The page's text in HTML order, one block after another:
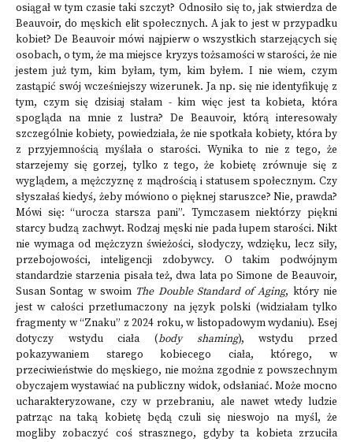
osiągał w tym czasie taki szczyt? Odnosiło się to, jak stwierdza de
Beauvoir, do męskich elit społecznych. A jak to jest w przypadku
kobiet? De Beauvoir mówi najpierw o wszystkich starzejących się
osobach, o tym, że ma miejsce kryzys tożsamości w starości, że nie
jestem już tym, kim byłam, tym, kim byłem. I nie wiem, czym
zastąpić swój wcześniejszy wizerunek. Ja np. się nie identyfikuję z
tym, czym się dzisiaj stałam - kim więc jest ta kobieta, która
spogląda na mnie z lustra? De Beauvoir, którą interesowały
szczególnie kobiety, powiedziała, że nie spotkała kobiety, która by
z przyjemnością myślała o starości. Wynika to nie z tego, że
starzejemy się gorzej, tylko z tego, że kobietę zrównuje się z
wyglądem, a mężczyznę z mądrością i statusem społecznym. Czy
słyszałaś kiedyś, żeby mówiono o pięknej staruszce? Nie, prawda?
Mówi się: “urocza starsza pani”. Tymczasem niektórzy piękni
starcy budzą zachwyt. Rodzaj męski nie pada łupem starości. Nikt
nie wymaga od mężczyzn świeżości, słodyczy, wdzięku, lecz siły,
przebojowości, inteligencji zdobywcy. O takim podwójnym
standardzie starzenia pisała też, dwa lata po Simone de Beauvoir,
Susan Sontag w swoim The Double Standard of Aging, który nie
jest w całości przetłumaczony na język polski (widziałam tylko
fragmenty w “Znaku” z 2024 roku, w listopadowym wydaniu). Esej
dotyczy wstydu ciała (body shaming), wstydu przed
pokazywaniem starego kobiecego ciała, którego, w
przeciwieństwie do męskiego, nie można zgodnie z powszechnym
obyczajem wystawiać na publiczny widok, odsłaniać. Może mocno
ucharakteryzowane, czy w przebraniu, ale nawet wtedy ludzie
patrząc na taką kobietę będą czuli się nieswojo na myśl, że
mogliby zobaczyć coś strasznego, gdyby ta kobieta zrzuciła